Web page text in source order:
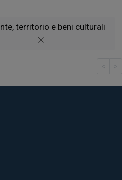
territorio e beni culturali
< >